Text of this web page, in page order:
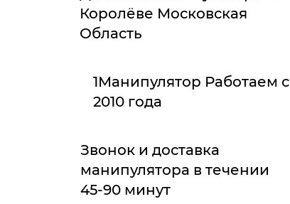
Королёве Московская
Область
1Манипулятор Работаем с
2010 года
Звонок и доставка
манипулятора в течении
45-90 минут